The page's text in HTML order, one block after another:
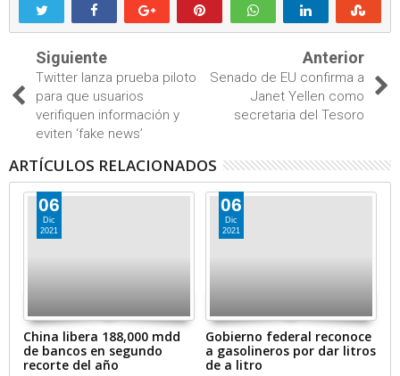
Siguiente
Twitter lanza prueba piloto
para que usuarios
verifiquen información y
eviten ‘fake news’
Anterior
Senado de EU confirma a
Janet Yellen como
secretaria del Tesoro
ARTÍCULOS RELACIONADOS
06
Dic
2021
China libera 188,000 mdd
de bancos en segundo
recorte del año
06
Dic
2021
Gobierno federal reconoce
a gasolineros por dar litros
de a litro